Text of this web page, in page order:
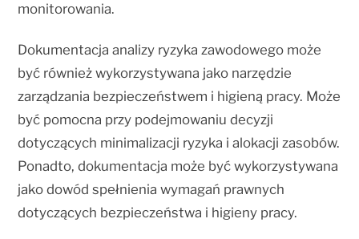
monitorowania.
Dokumentacja analizy ryzyka zawodowego może
być również wykorzystywana jako narzędzie
zarządzania bezpieczeństwem i higieną pracy. Może
być pomocna przy podejmowaniu decyzji
dotyczących minimalizacji ryzyka i alokacji zasobów.
Ponadto, dokumentacja może być wykorzystywana
jako dowód spełnienia wymagań prawnych
dotyczących bezpieczeństwa i higieny pracy.